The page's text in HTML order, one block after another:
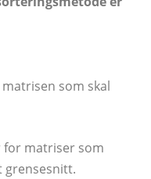
som skal
matriser som
grensesnitt.